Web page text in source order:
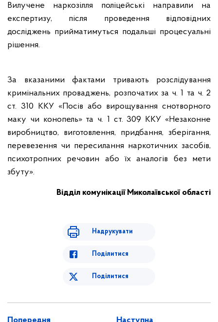
Вилучене наркозілля поліцейські направили на
експертизу, після проведення відповідних
досліджень прийматимуться подальші процесуальні
рішення.
За вказаними фактами тривають розслідування
кримінальних проваджень, розпочатих за ч. 1 та ч. 2
ст. 310 ККУ «Посів або вирощування снотворного
маку чи конопель» та ч. 1 ст. 309 ККУ «Незаконне
виробництво, виготовлення, придбання, зберігання,
перевезення чи пересилання наркотичних засобів,
психотропних речовин або їх аналогів без мети
збуту».
Відділ комунікації Миколаївської області
Надрукувати
Поділитися
Поділитися